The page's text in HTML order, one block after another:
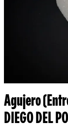
Agujero
DIEGO DEL